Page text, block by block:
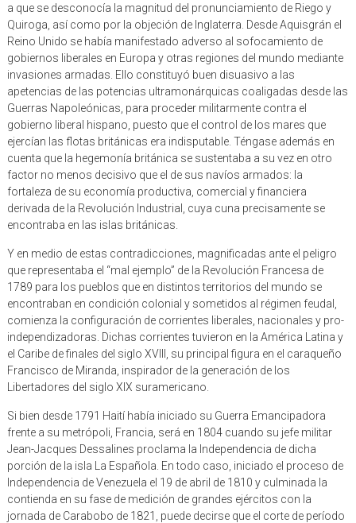
a que se desconocía la magnitud del pronunciamiento de Riego y
Quiroga, así como por la objeción de Inglaterra. Desde Aquisgrán el
Reino Unido se había manifestado adverso al sofocamiento de
gobiernos liberales en Europa y otras regiones del mundo mediante
invasiones armadas. Ello constituyó buen disuasivo a las
apetencias de las potencias ultramonárquicas coaligadas desde las
Guerras Napoleónicas, para proceder militarmente contra el
gobierno liberal hispano, puesto que el control de los mares que
ejercían las flotas británicas era indisputable. Téngase además en
cuenta que la hegemonía británica se sustentaba a su vez en otro
factor no menos decisivo que el de sus navíos armados: la
fortaleza de su economía productiva, comercial y financiera
derivada de la Revolución Industrial, cuya cuna precisamente se
encontraba en las islas británicas.
Y en medio de estas contradicciones, magnificadas ante el peligro
que representaba el “mal ejemplo” de la Revolución Francesa de
1789 para los pueblos que en distintos territorios del mundo se
encontraban en condición colonial y sometidos al régimen feudal,
comienza la configuración de corrientes liberales, nacionales y pro-
independizadoras. Dichas corrientes tuvieron en la América Latina y
el Caribe de finales del siglo XVIII, su principal figura en el caraqueño
Francisco de Miranda, inspirador de la generación de los
Libertadores del siglo XIX suramericano.
Si bien desde 1791 Haití había iniciado su Guerra Emancipadora
frente a su metrópoli, Francia, será en 1804 cuando su jefe militar
Jean-Jacques Dessalines proclama la Independencia de dicha
porción de la isla La Española. En todo caso, iniciado el proceso de
Independencia de Venezuela el 19 de abril de 1810 y culminada la
contienda en su fase de medición de grandes ejércitos con la
jornada de Carabobo de 1821, puede decirse que el corte de período